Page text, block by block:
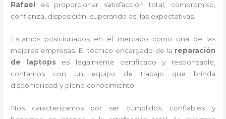
Rafael es proporcionar satisfacción total, compromiso,
confianza, disposición, superando así las expectativas.
Estamos posicionados en el mercado como una de las
mejores empresas. El técnico encargado de la reparación
de laptops es legalmente certificado y responsable,
contamos con un equipo de trabajo que brinda
disponibilidad y pleno conocimiento.
Nos caracterizamos por ser cumplidos, confiables y